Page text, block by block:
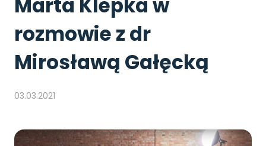
Marta Klepka w
rozmowie z dr
Mirosławą Gałęcką
03.03.2021